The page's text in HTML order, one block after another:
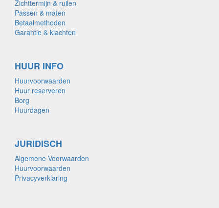
Zichttermijn & ruilen
Passen & maten
Betaalmethoden
Garantie & klachten
HUUR INFO
Huurvoorwaarden
Huur reserveren
Borg
Huurdagen
JURIDISCH
Algemene Voorwaarden
Huurvoorwaarden
Privacyverklaring